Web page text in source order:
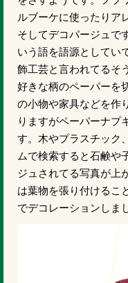
ルブーケに使ったりア
そしてデコパージュで
いう語を語源としてい
飾工芸と言われてるそ
好きな柄のペーパーを
の小物や家具などを作
りますがペーパーナプ
す。木やプラスチック
ムで検索すると石鹸や
ジュされてる写真が上
は葉物を張り付けるこ
でデコレーションしま